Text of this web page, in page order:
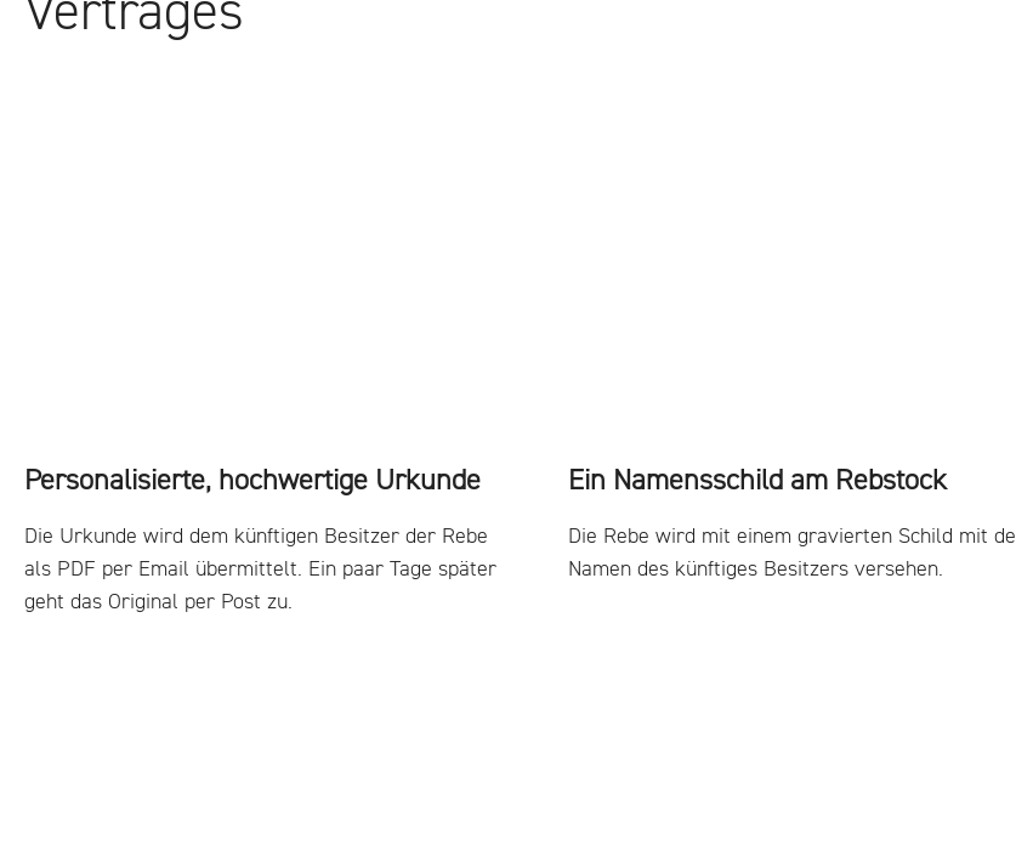
Vertrages
Personalisierte, hochwertige Urkunde
Die Urkunde wird dem künftigen Besitzer der Rebe
als PDF per Email übermittelt. Ein paar Tage später
geht das Original per Post zu.
Ein Namensschild am Rebstock
Die Rebe wird mit einem gravierten Schild mit
Namen des künftiges Besitzers versehen.